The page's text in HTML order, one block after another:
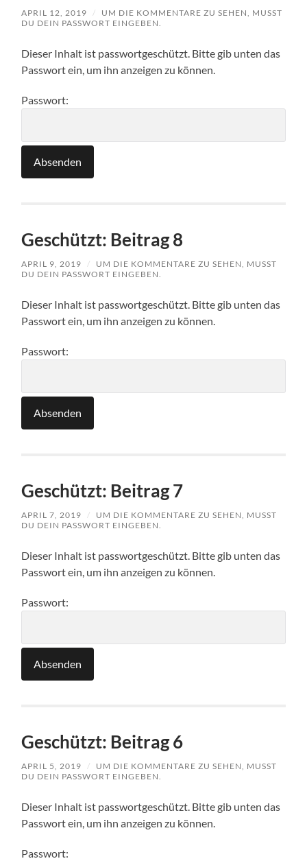
APRIL 12, 2019 /
UM DIE KOMMENTARE ZU SEHEN, MUSST
DU DEIN PASSWORT EINGEBEN.
Dieser Inhalt ist passwortgeschützt. Bitte gib unten das
Passwort ein, um ihn anzeigen zu können.
Passwort:
Geschützt: Beitrag 8
APRIL 9, 2019 /
UM DIE KOMMENTARE ZU SEHEN, MUSST
DU DEIN PASSWORT EINGEBEN.
Dieser Inhalt ist passwortgeschützt. Bitte gib unten das
Passwort ein, um ihn anzeigen zu können.
Passwort:
Geschützt: Beitrag 7
APRIL 7, 2019 /
UM DIE KOMMENTARE ZU SEHEN, MUSST
DU DEIN PASSWORT EINGEBEN.
Dieser Inhalt ist passwortgeschützt. Bitte gib unten das
Passwort ein, um ihn anzeigen zu können.
Passwort:
Geschützt: Beitrag 6
APRIL 5, 2019 /
UM DIE KOMMENTARE ZU SEHEN, MUSST
DU DEIN PASSWORT EINGEBEN.
Dieser Inhalt ist passwortgeschützt. Bitte gib unten das
Passwort ein, um ihn anzeigen zu können.
Passwort: